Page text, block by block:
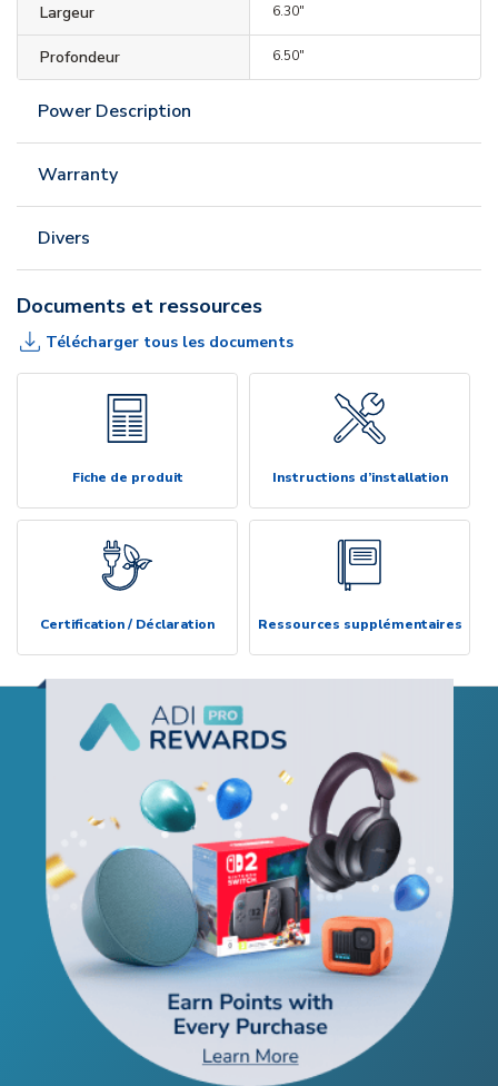
Largeur 6.30"
Profondeur 6.50"
Power Description
Warranty
Divers
Documents et ressources
Télécharger tous les documents
Fiche de produit Instructions d’installation
Certification / Déclaration Ressources supplémentaires